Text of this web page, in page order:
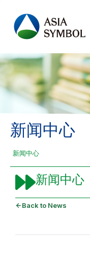
新闻中心
新闻中心
新闻中心
Back to News